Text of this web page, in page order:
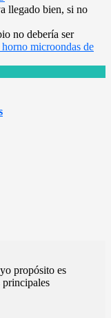
llegado bien, si no
no debería ser
microondas de
propósito es
principales